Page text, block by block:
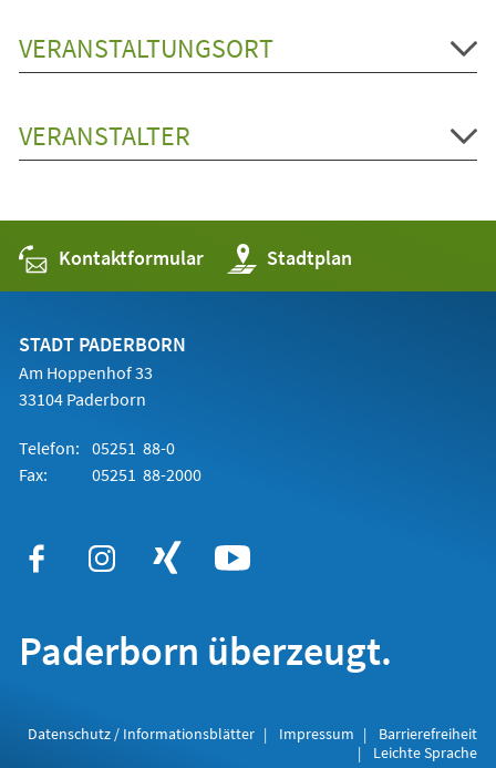
VERANSTALTUNGSORT
VERANSTALTER
Kontaktformular Stadtplan
(Öffnet
in
einem
STADT PADERBORN
Am Hoppenhof 33
33104 Paderborn
Telefon: 05251 88-0
Fax:
05251 88-2000
Paderborn überzeugt.
Datenschutz / Informationsblätter Impressum
Barrierefreiheit
Leichte Sprache